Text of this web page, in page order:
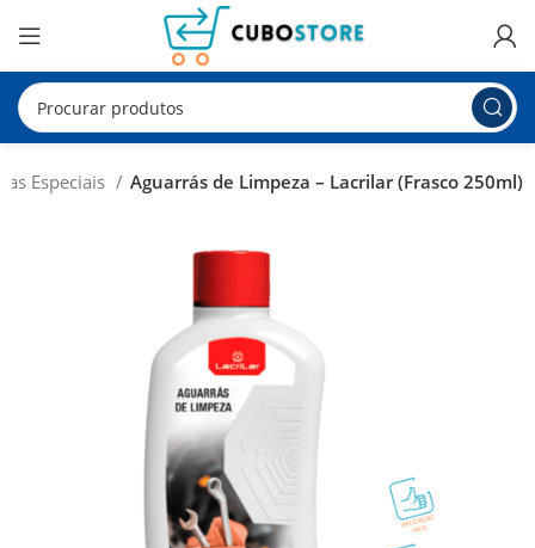
Especiais Aguarrás de Limpeza – Lacrilar (Frasco 250ml)